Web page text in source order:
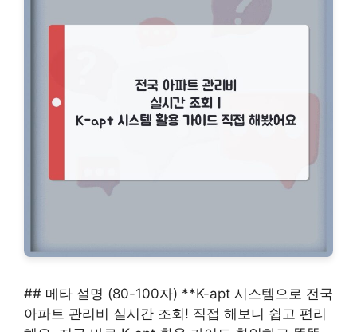
## 메타 설명 (80-100자) **K-apt 시스템으로 전국
아파트 관리비 실시간 조회! 직접 해보니 쉽고 편리